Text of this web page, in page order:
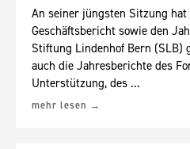
An seiner jüngsten Sitzung
Geschäftsbericht sowie den
Stiftung Lindenhof Bern (SLB)
auch die Jahresberichte des
Unterstützung, des ...
mehr lesen